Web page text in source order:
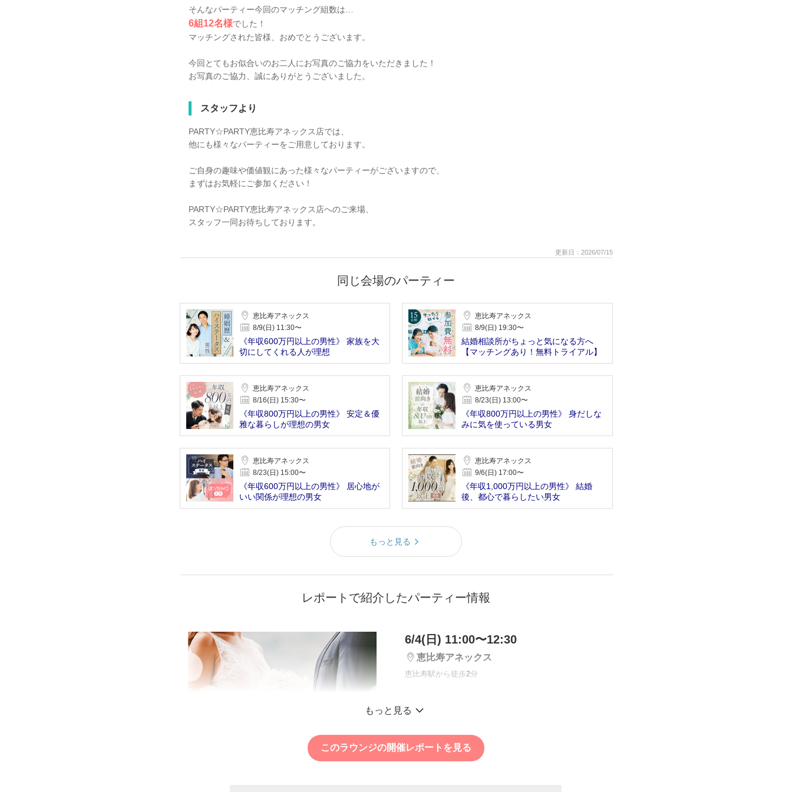
そんなパーティー今回のマッチング組数は…
6組12名様でした！
マッチングされた皆様、おめでとうございます。
今回とてもお似合いのお二人にお写真のご協力をいただきました！
お写真のご協力、誠にありがとうございました。
スタッフより
PARTY☆PARTY恵比寿アネックス店では、
他にも様々なパーティーをご用意しております。
ご自身の趣味や価値観にあった様々なパーティーがございますので、
まずはお気軽にご参加ください！
PARTY☆PARTY恵比寿アネックス店へのご来場、
スタッフ一同お待ちしております。
更新日：2026/07/15
同じ会場のパーティー
恵比寿アネックス
8/9(日) 11:30〜
《年収600万円以上の男性》 家族を大
切にしてくれる人が理想
恵比寿アネックス
8/9(日) 19:30〜
結婚相談所がちょっと気になる方へ
【マッチングあり！無料トライアル】
恵比寿アネックス
8/16(日) 15:30〜
《年収800万円以上の男性》 安定＆優
雅な暮らしが理想の男女
恵比寿アネックス
8/23(日) 13:00〜
《年収800万円以上の男性》 身だしな
みに気を使っている男女
恵比寿アネックス
8/23(日) 15:00〜
《年収600万円以上の男性》 居心地が
いい関係が理想の男女
恵比寿アネックス
9/6(日) 17:00〜
《年収1,000万円以上の男性》 結婚
後、都心で暮らしたい男女
もっと見る
レポートで紹介したパーティー情報
6/4(日) 11:00〜12:30
恵比寿アネックス
恵比寿駅から徒歩2分
増枠中！＼将来温かい家庭を築
【年収800万円以上】のイクメン
候補の彼♡
もっと見る
このラウンジの開催レポートを見る